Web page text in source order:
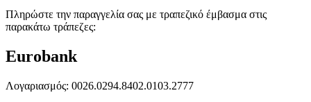
Πληρώστε την παραγγελία σας με τραπεζικό έμβασμα στις
παρακάτω τράπεζες:
Eurobank
Λογαριασμός: 0026.0294.8402.0103.2777